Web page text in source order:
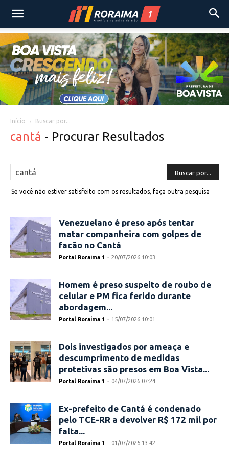
Início Buscar por...
cantá - Procurar Resultados
Se você não estiver satisfeito com os resultados, faça outra pesquisa
Venezuelano é preso após tentar
matar companheira com golpes de
facão no Cantá
Portal Roraima 1 - 20/07/2026 10:03
Homem é preso suspeito de roubo de
celular e PM fica ferido durante
abordagem...
Portal Roraima 1 - 15/07/2026 10:01
Dois investigados por ameaça e
descumprimento de medidas
protetivas são presos em Boa Vista...
Portal Roraima 1 - 04/07/2026 07:24
Ex-prefeito de Cantá é condenado
pelo TCE-RR a devolver R$ 172 mil por
falta...
Portal Roraima 1 - 01/07/2026 13:42